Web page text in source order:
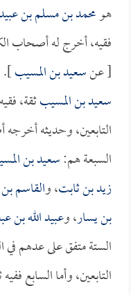
هومحمد بن مسلم بن
فقيه، أخرج له أصحاب
[ عنسعيد بن المسيب].
سعيد بن المسيبثقة،
التابعين، وحديثه
السبعة هم:سعيد بن
زيد بن ثابت، والقاسم
بن يسار، وعبيد الله بن
الستة متفق على عدهم في
التابعين، وأما السابع